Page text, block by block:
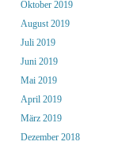
Oktober 2019
August 2019
Juli 2019
Juni 2019
Mai 2019
April 2019
März 2019
Dezember 2018